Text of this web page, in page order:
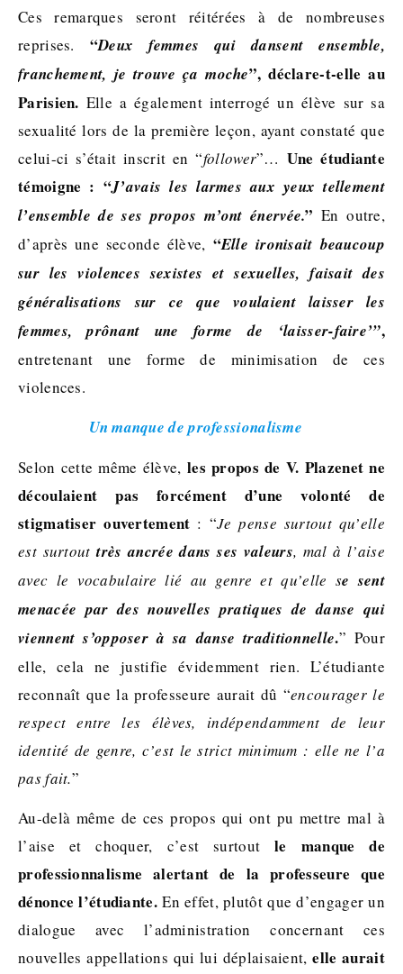
Ces remarques seront réitérées à de nombreuses
reprises. “Deux femmes qui dansent ensemble,
franchement, je trouve ça moche”, déclare-t-elle au
Parisien. Elle a également interrogé un élève sur sa
sexualité lors de la première leçon, ayant constaté que
celui-ci s’était inscrit en “follower”… Une étudiante
témoigne : “J’avais les larmes aux yeux tellement
l’ensemble de ses propos m’ont énervée.” En outre,
d’après une seconde élève, “Elle ironisait beaucoup
sur les violences sexistes et sexuelles, faisait des
généralisations sur ce que voulaient laisser les
femmes, prônant une forme de ‘laisser-faire’”,
entretenant une forme de minimisation de ces
violences.
Un manque de professionalisme
Selon cette même élève, les propos de V. Plazenet ne
découlaient pas forcément d’une volonté de
stigmatiser ouvertement : “Je pense surtout qu’elle
est surtouttrès ancrée dans ses valeurs, mal à l’aise
avec le vocabulaire lié au genre et qu’elle se sent
menacée par des nouvelles pratiques de danse qui
viennent s’opposer à sa danse traditionnelle.” Pour
elle, cela ne justifie évidemment rien. L’étudiante
reconnaît que la professeure aurait dû “encourager le
respect entre les élèves, indépendamment de leur
identité de genre, c’est le strict minimum : elle ne l’a
pas fait.”
Au-delà même de ces propos qui ont pu mettre mal à
l’aise et choquer, c’est surtout le manque de
professionnalisme alertant de la professeure que
dénonce l’étudiante.En effet, plutôt que d’engager un
dialogue avec l’administration concernant ces
nouvelles appellations qui lui déplaisaient,elle aurait